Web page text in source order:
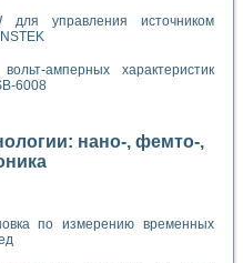
для управления источником
амперных характеристик
6008
нано-, фемто-,
по измерению временных